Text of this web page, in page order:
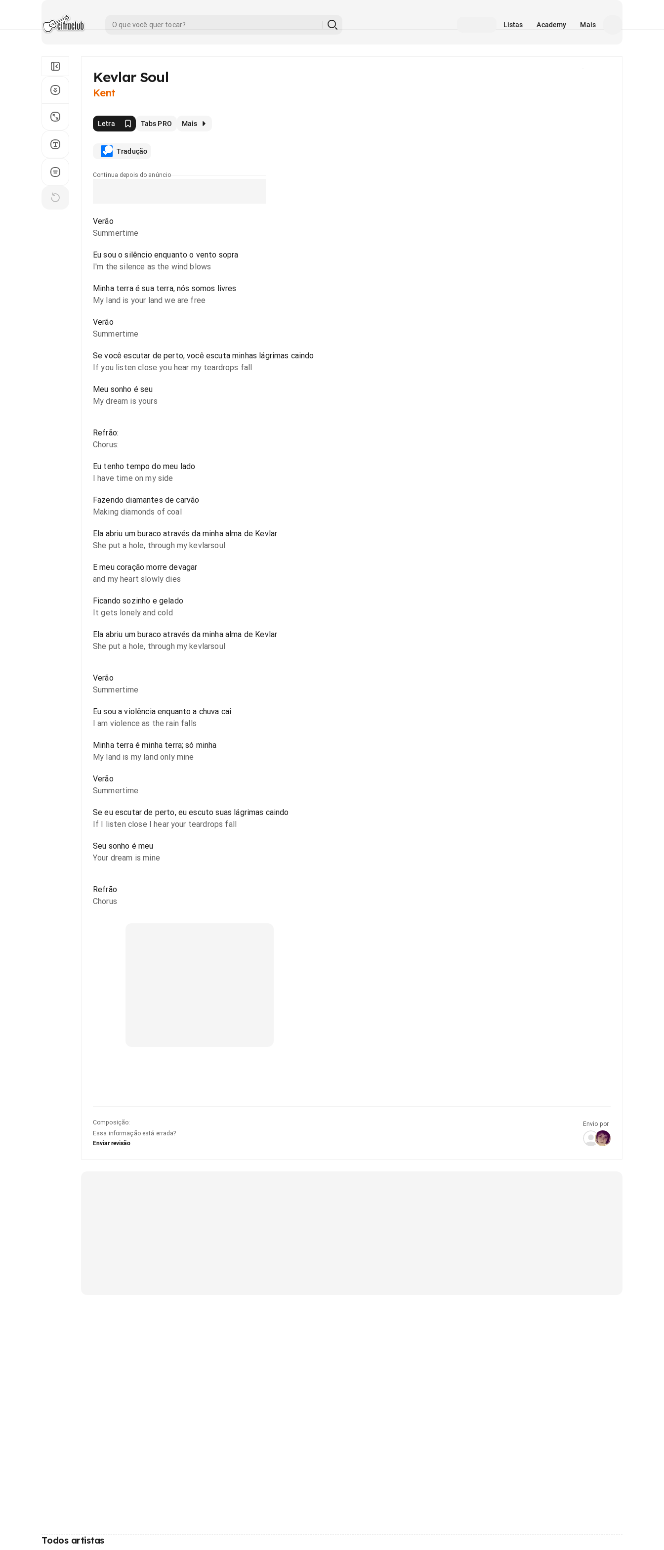
Listas Academy Mais
Kevlar Soul
Kent
Letra Tabs PRO Mais
Tradução
Continua depois do anúncio
Verão
Summertime
Eu sou o silêncio enquanto o vento sopra
I'm the silence as the wind blows
Minha terra é sua terra, nós somos livres
My land is your land we are free
Verão
Summertime
Se você escutar de perto, você escuta minhas lágrimas caindo
If you listen close you hear my teardrops fall
Meu sonho é seu
My dream is yours
Refrão:
Chorus:
Eu tenho tempo do meu lado
I have time on my side
Fazendo diamantes de carvão
Making diamonds of coal
Ela abriu um buraco através da minha alma de Kevlar
She put a hole, through my kevlarsoul
E meu coração morre devagar
and my heart slowly dies
Ficando sozinho e gelado
It gets lonely and cold
Ela abriu um buraco através da minha alma de Kevlar
She put a hole, through my kevlarsoul
Verão
Summertime
Eu sou a violência enquanto a chuva cai
I am violence as the rain falls
Minha terra é minha terra; só minha
My land is my land only mine
Verão
Summertime
Se eu escutar de perto, eu escuto suas lágrimas caindo
If I listen close I hear your teardrops fall
Seu sonho é meu
Your dream is mine
Refrão
Chorus
Composição:
Essa informação está errada?
Enviar revisão
Envio por
Todos artistas